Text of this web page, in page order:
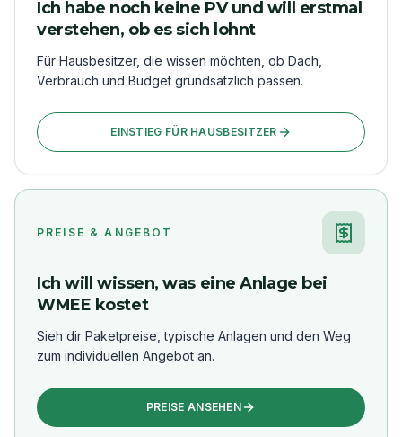
Ich habe noch keine PV und will erstmal
verstehen, ob es sich lohnt
Für Hausbesitzer, die wissen möchten, ob Dach,
Verbrauch und Budget grundsätzlich passen.
EINSTIEG FÜR HAUSBESITZER
PREISE & ANGEBOT
Ich will wissen, was eine Anlage bei
WMEE kostet
Sieh dir Paketpreise, typische Anlagen und den Weg
zum individuellen Angebot an.
PREISE ANSEHEN